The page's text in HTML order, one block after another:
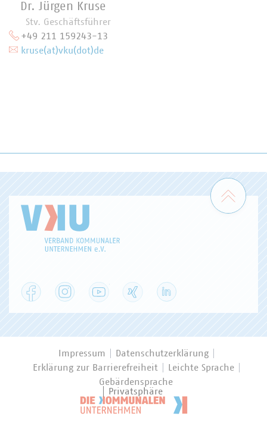
Dr. Jürgen Kruse
Stv. Geschäftsführer
+49 211 159243-13
kruse(at)vku(dot)de
Zum
Facebook Instagram YouTube
Impressum
Datenschutzerklärung
Erklärung zur Barrierefreiheit
Leichte Sprache
Gebärdensprache
Privatsphäre